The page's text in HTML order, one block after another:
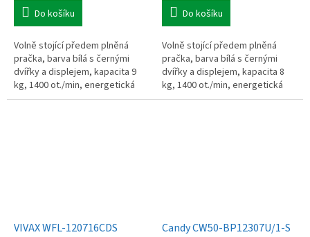
Do košíku
Volně stojící předem plněná
pračka, barva bílá s černými
dvířky a displejem, kapacita 9
kg, 1400 ot./min, energetická
třída A, 12 programů,
Do košíku
Volně stojící předem plněná
pračka, barva bílá s černými
dvířky a displejem, kapacita 8
kg, 1400 ot./min, energetická
třída A, 12 programů,
VIVAX WFL-120716CDS Candy CW50-BP12307U/1-S